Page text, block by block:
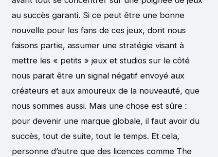
au succès garanti. Si ce peut être une bonne
nouvelle pour les fans de ces jeux, dont nous
faisons partie, assumer une stratégie visant à
mettre les « petits » jeux et studios sur le côté
nous parait être un signal négatif envoyé aux
créateurs et aux amoureux de la nouveauté, que
nous sommes aussi. Mais une chose est sûre :
pour devenir une marque globale, il faut avoir du
succès, tout de suite, tout le temps. Et cela,
personne d’autre que des licences comme The